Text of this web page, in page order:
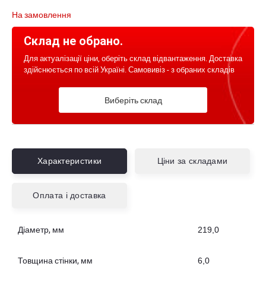
На замовлення
Склад не обрано.
Для актуалізації ціни, оберіть склад відвантаження. Доставка
здійснюється по всій Україні. Самовивіз - з обраних складів
Виберіть склад
Характеристики Ціни за складами
Оплата і доставка
Діаметр, мм 219,0
Товщина стінки, мм 6,0